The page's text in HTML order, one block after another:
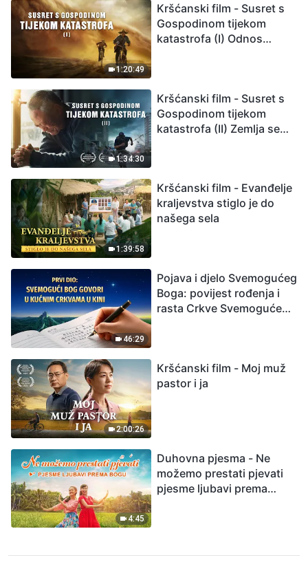
1:20:49
Kršćanski film - Susret s
Gospodinom tijekom
katastrofa (I) Odnos
1:34:30
Kršćanski film - Susret s
Gospodinom tijekom
katastrofa (II) Zemlja se
1:39:58
Kršćanski film - Evanđelje
kraljevstva stiglo je do
našega sela
46:29
Pojava i djelo Svemogućeg
Boga: povijest rođenja i
rasta Crkve Svemogućeg
2:00:26
Kršćanski film - Moj muž
pastor i ja
4:45
Duhovna pjesma - Ne
možemo prestati pjevati
pjesme ljubavi prema